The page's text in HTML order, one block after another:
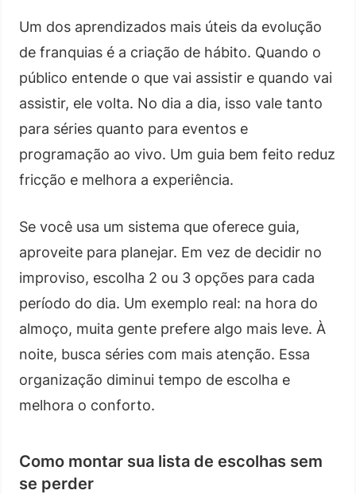
Um dos aprendizados mais úteis da evolução
de franquias é a criação de hábito. Quando o
público entende o que vai assistir e quando vai
assistir, ele volta. No dia a dia, isso vale tanto
para séries quanto para eventos e
programação ao vivo. Um guia bem feito reduz
fricção e melhora a experiência.
Se você usa um sistema que oferece guia,
aproveite para planejar. Em vez de decidir no
improviso, escolha 2 ou 3 opções para cada
período do dia. Um exemplo real: na hora do
almoço, muita gente prefere algo mais leve. À
noite, busca séries com mais atenção. Essa
organização diminui tempo de escolha e
melhora o conforto.
Como montar sua lista de escolhas sem
se perder